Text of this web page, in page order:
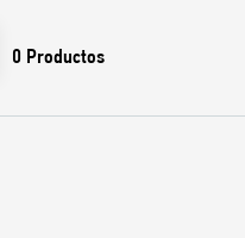
0 Productos